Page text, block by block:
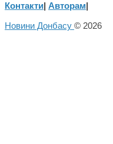
Контакти| Авторам|
Новини Донбасу © 2026